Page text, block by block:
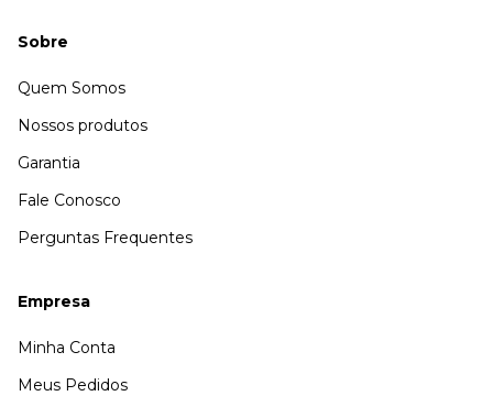
Sobre
Quem Somos
Nossos produtos
Garantia
Fale Conosco
Perguntas Frequentes
Empresa
Minha Conta
Meus Pedidos